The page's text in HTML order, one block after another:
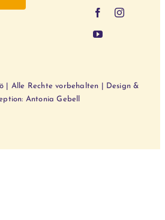
| Alle Rechte vorbehalten | Design &
Antonia Gebell